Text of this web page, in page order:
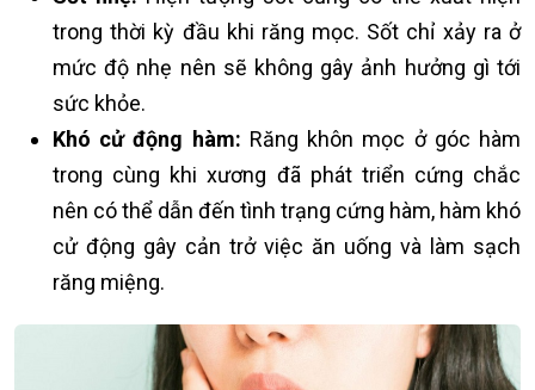
trong thời kỳ đầu khi răng mọc. Sốt chỉ xảy ra ở
mức độ nhẹ nên sẽ không gây ảnh hưởng gì tới
sức khỏe.
Khó cử động hàm: Răng khôn mọc ở góc hàm
trong cùng khi xương đã phát triển cứng chắc
nên có thể dẫn đến tình trạng cứng hàm, hàm khó
cử động gây cản trở việc ăn uống và làm sạch
răng miệng.